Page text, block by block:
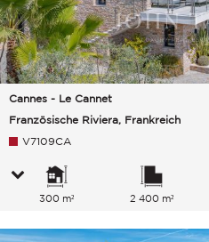
Cannes - Le Cannet
Französische Riviera, Frankreich
V7109CA
300 m² 2 400 m²